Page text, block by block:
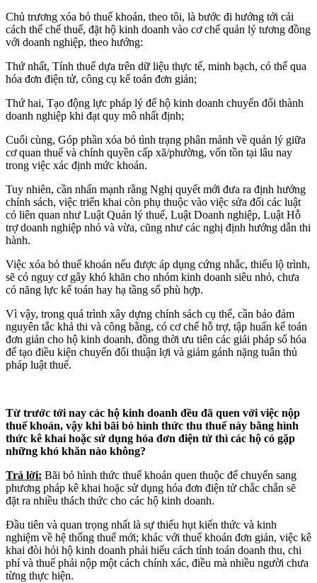
Chủ trương xóa bỏ thuế khoán, theo tôi, là bước đi hướng tới cải
cách thể chế thuế, đặt hộ kinh doanh vào cơ chế quản lý tương đồng
với doanh nghiệp, theo hướng:
Thứ nhất, Tính thuế dựa trên dữ liệu thực tế, minh bạch, có thể qua
hóa đơn điện tử, công cụ kế toán đơn giản;
Thứ hai, Tạo động lực pháp lý để hộ kinh doanh chuyển đổi thành
doanh nghiệp khi đạt quy mô nhất định;
Cuối cùng, Góp phần xóa bỏ tình trạng phân mảnh về quản lý giữa
cơ quan thuế và chính quyền cấp xã/phường, vốn tồn tại lâu nay
trong việc xác định mức khoán.
Tuy nhiên, cần nhấn mạnh rằng Nghị quyết mới đưa ra định hướng
chính sách, việc triển khai còn phụ thuộc vào việc sửa đổi các luật
có liên quan như Luật Quản lý thuế, Luật Doanh nghiệp, Luật Hỗ
trợ doanh nghiệp nhỏ và vừa, cũng như các nghị định hướng dẫn thi
hành.
Việc xóa bỏ thuế khoán nếu được áp dụng cứng nhắc, thiếu lộ trình,
sẽ có nguy cơ gây khó khăn cho nhóm kinh doanh siêu nhỏ, chưa
có năng lực kế toán hay hạ tầng số phù hợp.
Vì vậy, trong quá trình xây dựng chính sách cụ thể, cần bảo đảm
nguyên tắc khả thi và công bằng, có cơ chế hỗ trợ, tập huấn kế toán
đơn giản cho hộ kinh doanh, đồng thời ưu tiên các giải pháp số hóa
để tạo điều kiện chuyển đổi thuận lợi và giảm gánh nặng tuân thủ
pháp luật thuế.
Từ trước tới nay các hộ kinh doanh đều đã quen với việc nộp
thuế khoán, vậy khi bãi bỏ hình thức thu thuế này bằng hình
thức kê khai hoặc sử dụng hóa đơn điện tử thì các hộ có gặp
những khó khăn nào không?
Trả lời: Bãi bỏ hình thức thuế khoán quen thuộc để chuyển sang
phương pháp kê khai hoặc sử dụng hóa đơn điện tử chắc chắn sẽ
đặt ra nhiều thách thức cho các hộ kinh doanh.
Đầu tiên và quan trọng nhất là sự thiếu hụt kiến thức và kinh
nghiệm về hệ thống thuế mới; khác với thuế khoán đơn giản, việc kê
khai đòi hỏi hộ kinh doanh phải hiểu cách tính toán doanh thu, chi
phí và thuế phải nộp một cách chính xác, điều mà nhiều người chưa
từng thực hiện.